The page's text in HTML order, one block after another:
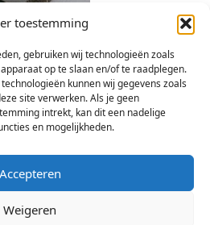
toestemming
gebruiken wij technologieën zoals
op te slaan en/of te raadplegen.
kunnen wij gegevens zoals
site verwerken. Als je geen
intrekt, kan dit een nadelige
en mogelijkheden.
Accepteren
Weigeren